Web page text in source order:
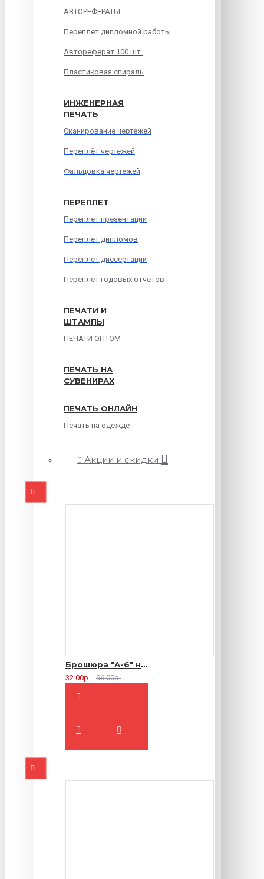
АВТОРЕФЕРАТЫ
Переплет дипломной работы
Автореферат 100 шт.
Пластиковая спираль
ИНЖЕНЕРНАЯ
ПЕЧАТЬ
Сканирование чертежей
Переплёт чертежей
Фальцовка чертежей
ПЕРЕПЛЕТ
Переплет презентации
Переплет дипломов
Переплет диссертации
Переплет годовых отчетов
ПЕЧАТИ И
ШТАМПЫ
ПЕЧАТИ ОПТОМ
ПЕЧАТЬ НА
СУВЕНИРАХ
ПЕЧАТЬ ОНЛАЙН
Печать на одежде
Акции и скидки
Брошюра "А-6" на 2 скрепки - 16 страниц
32.00р. 96.00р.